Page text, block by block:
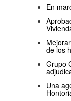
En
de los
Grupo
Una